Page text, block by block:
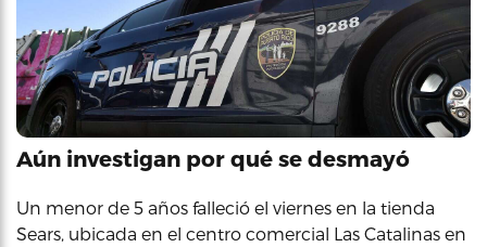
Aún investigan por qué se desmayó
Un menor de 5 años falleció el viernes en la tienda
Sears, ubicada en el centro comercial Las Catalinas en